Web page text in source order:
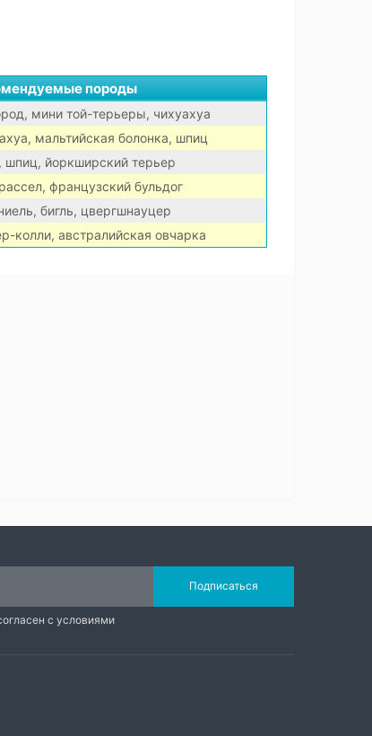
породы
мини той-терьеры, чихуахуа
мальтийская болонка, шпиц
шпиц, йоркширский терьер
французский бульдог
бигль, цвергшнауцер
колли, австралийская овчарка
Подписаться
с условиями